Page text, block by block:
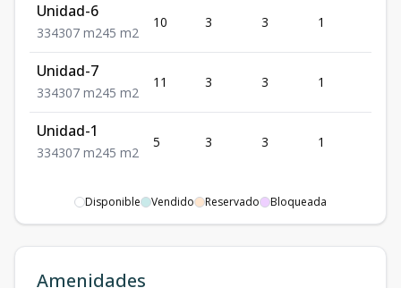
Unidad-6
334307 m245 m2
10 3 3 1
Unidad-7
334307 m245 m2
11 3 3 1
Unidad-1
334307 m245 m2
5 3 3 1
Disponible Vendido Reservado Bloqueada
Amenidades